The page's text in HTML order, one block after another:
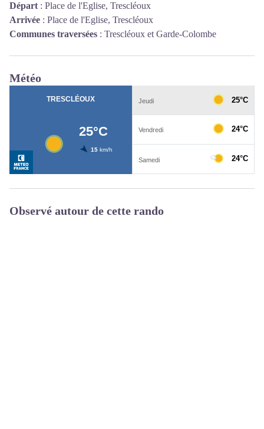
Départ : Place de l'Eglise, Trescléoux
Arrivée : Place de l'Eglise, Trescléoux
Communes traversées : Trescléoux et Garde-Colombe
Météo
Observé autour de cette rando